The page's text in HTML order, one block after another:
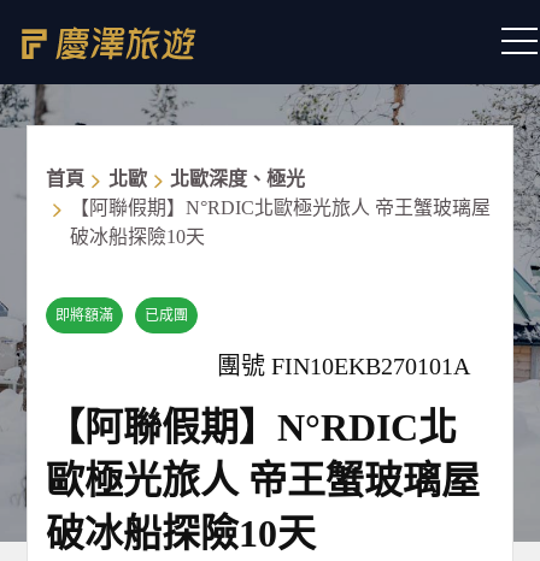
首頁 北歐
北歐深度、極光
【阿聯假期】N°RDIC北歐極光旅人 帝王蟹玻璃屋
破冰船探險10天
即將額滿 已成團
團號 FIN10EKB270101A
【阿聯假期】N°RDIC北
歐極光旅人 帝王蟹玻璃屋
破冰船探險10天